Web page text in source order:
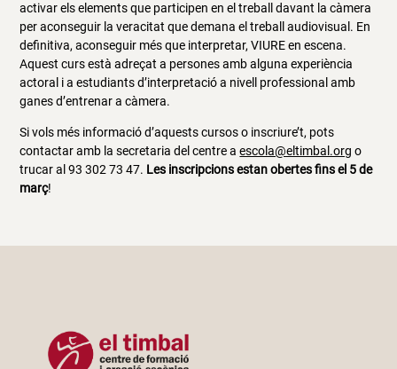
activar els elements que participen en el treball davant la càmera
per aconseguir la veracitat que demana el treball audiovisual. En
definitiva, aconseguir més que interpretar, VIURE en escena.
Aquest curs està adreçat a persones amb alguna experiència
actoral i a estudiants d’interpretació a nivell professional amb
ganes d’entrenar a càmera.
Si vols més informació d’aquests cursos o inscriure’t, pots
contactar amb la secretaria del centre aescola@eltimbal.org o
trucar al 93 302 73 47. Les inscripcions estan obertes fins el 5 de
març!